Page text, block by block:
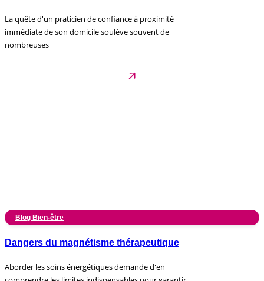
La quête d'un praticien de confiance à proximité
immédiate de son domicile soulève souvent de
nombreuses
Blog Bien-être
Dangers du magnétisme thérapeutique
Aborder les soins énergétiques demande d'en